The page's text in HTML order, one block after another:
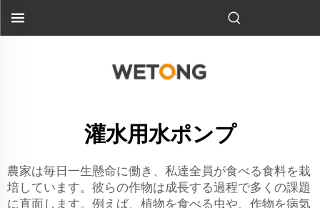
灌水用水ポンプ
農家は毎日一生懸命に働き、私達全員が食べる食料を栽
培しています。彼らの作物は成長する過程で多くの課題
に直面します。例えば、植物を食べる虫や、作物を病気